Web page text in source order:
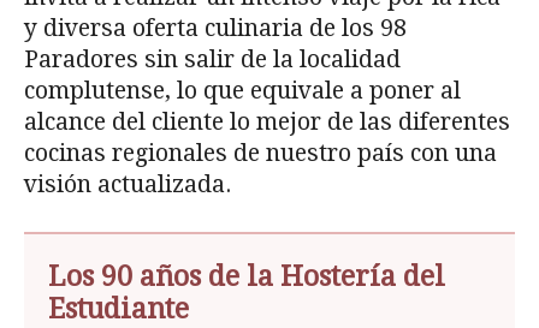
y diversa oferta culinaria de los 98
Paradores sin salir de la localidad
complutense, lo que equivale a poner al
alcance del cliente lo mejor de las diferentes
cocinas regionales de nuestro país con una
visión actualizada.
Los 90 años de la Hostería del
Estudiante